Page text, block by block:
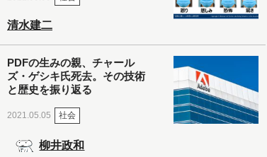
清水建二
PDFの生みの親、チャール
ズ・ゲシキ氏死去。その技術
と歴史を振り返る
2021.05.05 社会
柳井政和